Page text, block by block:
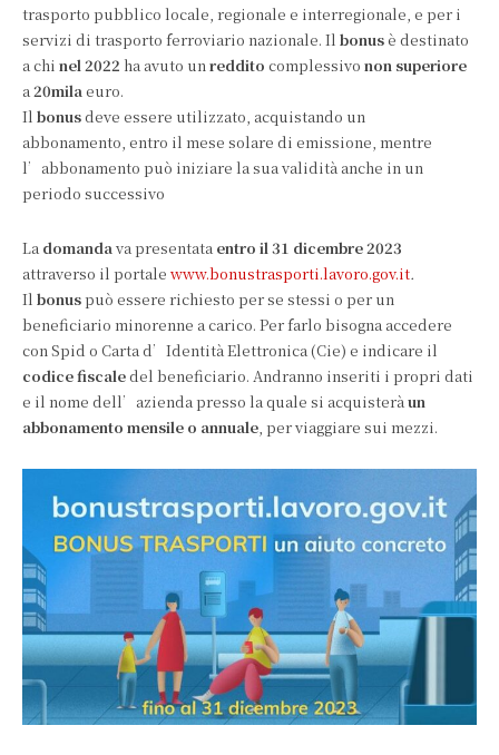
trasporto pubblico locale, regionale e interregionale, e per i
servizi di trasporto ferroviario nazionale. Il bonusè destinato
a chi nel 2022 ha avuto unreddito complessivo non superiore
a20milaeuro.
Il bonusdeve essere utilizzato, acquistando un
abbonamento, entro il mese solare di emissione, mentre
l’abbonamento può iniziare la sua validità anche in un
periodo successivo
La domandava presentata entro il 31 dicembre 2023
attraverso il portale www.bonustrasporti.lavoro.gov.it.
Il bonuspuò essere richiesto per se stessi o per un
beneficiario minorenne a carico. Per farlo bisogna accedere
con Spid o Carta d’Identità Elettronica (Cie) e indicare il
codice fiscaledel beneficiario. Andranno inseriti i propri dati
e il nome dell’azienda presso la quale si acquisteràun
abbonamento mensile o annuale, per viaggiare sui mezzi.